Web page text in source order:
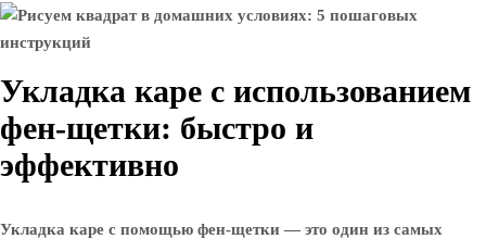
Укладка каре с использованием
фен-щетки: быстро и
эффективно
Укладка каре с помощью фен-щетки — это один из самых